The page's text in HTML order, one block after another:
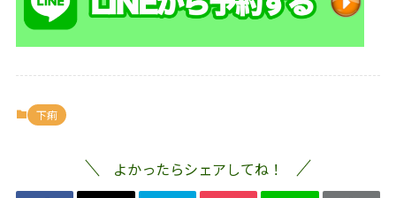
下痢
よかったらシェアしてね！